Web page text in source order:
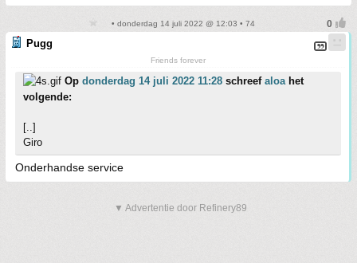
• donderdag 14 juli 2022 @ 12:03 • 74
Pugg
Friends forever
Op donderdag 14 juli 2022 11:28 schreef aloahet
volgende:
[..]
Giro
Onderhandse service
▼ Advertentie door Refinery89